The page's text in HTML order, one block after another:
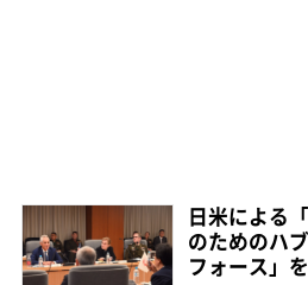
日米による
のためのハ
フォース」